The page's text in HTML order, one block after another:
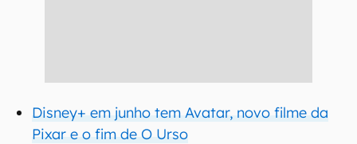
Disney+ em junho tem Avatar, novo filme da
Pixar e o fim de O Urso